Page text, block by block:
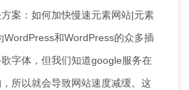
案：如何加快慢速元素网站|元素
和WordPress的众多插
字体，但我们知道google服务在
所以就会导致网站速度减缓。这